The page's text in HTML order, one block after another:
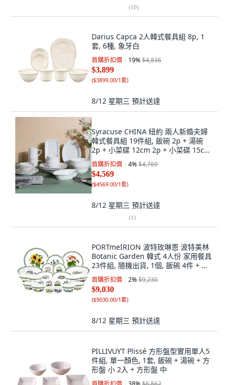
(10)
Darius Capca 2人韓式餐具組 8p, 1
套, 6種, 象牙白
首購折扣價 19%$4,836
$3,899
($3899.00/1套)
8/12 星期三 預計送達
Syracuse CHINA 紐約 兩人新婚夫婦
韓式餐具組 19件組, 飯碗 2p + 湯碗
2p + 小菜碟 12cm 2p + 小菜碟 15cm
2p + 盤子 16cm 2p + 盤子 23cm + 麵
碗 2p + 馬克杯 2p + 義大利麵碗 2p +
長方盤 + 橢圓碗, 1套, 白色
首購折扣價 4%$4,769
$4,569
($4569.00/1套)
8/12 星期三 預計送達
(1)
PORTmeIRION 波特玫琳恩 波特美林
Botanic Garden 韓式 4人份 家用餐具
23件組, 隨機出貨, 1個, 飯碗 4件 + 湯
碗 4件 + 大盤 + 中盤 + 小盤 + 小菜碟
2件 + 新碗 2件 + 義大利麵碗 2件 + 焗
烤盅 2件 + 迷你方盤 4件
首購折扣價 2%$9,230
$9,030
($9030.00/1套)
8/12 星期三 預計送達
PILLIVUYT Plissé 方形盤型實用單人5
件組, 單一顏色, 1套, 飯碗 + 湯碗 + 方
形盤 小 2入 + 方形盤 中